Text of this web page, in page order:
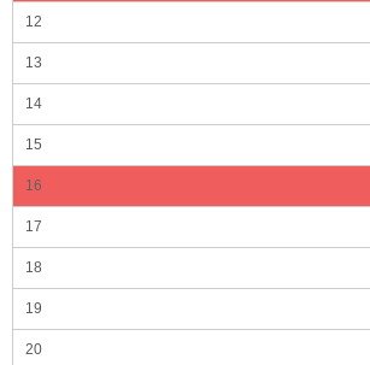
12
13
14
15
16
17
18
19
20